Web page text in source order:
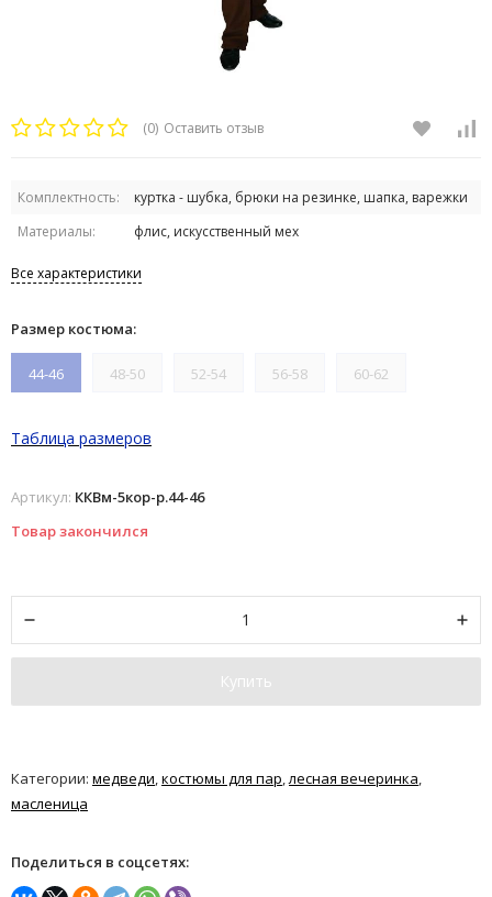
(0) Оставить отзыв
Комплектность:
куртка - шубка, брюки на резинке, шапка, варежки
Материалы:
флис, искусственный мех
Все характеристики
Размер костюма:
44-46 48-50 52-54 56-58 60-62
Таблица размеров
Артикул: ККВм-5кор-р.44-46
Товар закончился
Купить
Категории: медведи костюмы для пар лесная вечеринка
масленица
Поделиться в соцсетях: